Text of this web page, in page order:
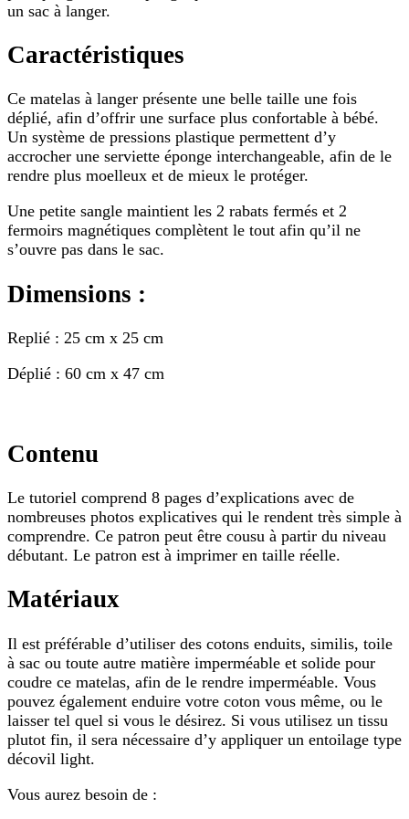
un sac à langer.
Caractéristiques
Ce matelas à langer présente une belle taille une fois
déplié, afin d’offrir une surface plus confortable à bébé.
Un système de pressions plastique permettent d’y
accrocher une serviette éponge interchangeable, afin de le
rendre plus moelleux et de mieux le protéger.
Une petite sangle maintient les 2 rabats fermés et 2
fermoirs magnétiques complètent le tout afin qu’il ne
s’ouvre pas dans le sac.
Dimensions :
Replié : 25 cm x 25 cm
Déplié : 60 cm x 47 cm
Contenu
Le tutoriel comprend 8 pages d’explications avec de
nombreuses photos explicatives qui le rendent très simple à
comprendre. Ce patron peut être cousu à partir du niveau
débutant. Le patron est à imprimer en taille réelle.
Matériaux
Il est préférable d’utiliser des cotons enduits, similis, toile
à sac ou toute autre matière imperméable et solide pour
coudre ce matelas, afin de le rendre imperméable. Vous
pouvez également enduire votre coton vous même, ou le
laisser tel quel si vous le désirez. Si vous utilisez un tissu
plutot fin, il sera nécessaire d’y appliquer un entoilage type
décovil light.
Vous aurez besoin de :